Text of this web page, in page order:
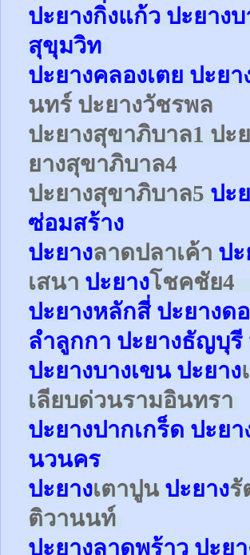
ปะยางกิ่งแก้ว ปะยาง
สุขุมวิท
ปะยางคลองเตย ปะยา
นทร์ ปะยางวัชรพล
ปะยางสุขาภิบาล1 ปะ
ยางสุขาภิบาล4
ปะยางสุขาภิบาล5 ปะ
ซ่อมสร้าง
ปะยางลาดปลาเค้า ปะ
เสนา ปะยางโชคชัย4
ปะยางหลักสี่ ปะยางด
ลำลูกกา ปะยางธัญบุรี
ปะยางบางเขน ปะยาง
เลียบด่วนรามอินทรา
ปะยางปากเกร็ด ปะยา
นวนคร
ปะยางเตาปูน ปะยางรั
ติวานนท์
ปะยางลาดพร้าว ปะย